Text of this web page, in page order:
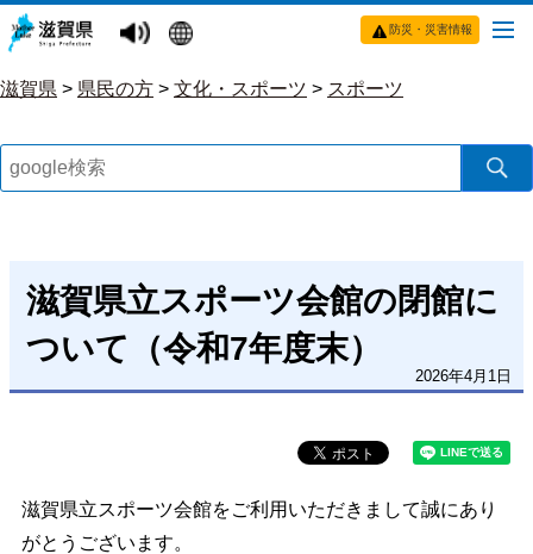
防災・災害情報
滋賀県 > 県民の方 > 文化・スポーツ > スポーツ
滋賀県立スポーツ会館の閉館に
ついて（令和7年度末）
2026年4月1日
滋賀県立スポーツ会館をご利用いただきまして誠にあり
がとうございます。